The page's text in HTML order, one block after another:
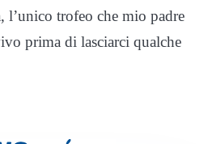
l’unico trofeo che mio padre
prima di lasciarci qualche